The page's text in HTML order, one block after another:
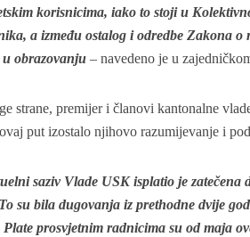
korisnicima, iako to stoji u
a između ostalog i odredbe Zakona
u obrazovanju – navedeno je u
strane, premijer i članovi kantonalne
put izostalo njihovo razumijevanje i
saziv Vlade USK isplatio je
su bila dugovanja iz prethodne dvije
prosvjetnim radnicima su od maja